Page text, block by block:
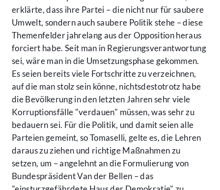
erklärte, dass ihre Partei – die nicht nur für saubere
Umwelt, sondern auch saubere Politik stehe – diese
Themenfelder jahrelang aus der Opposition heraus
forciert habe. Seit man in Regierungsverantwortung
sei, wäre man in die Umsetzungsphase gekommen.
Es seien bereits viele Fortschritte zu verzeichnen,
auf die man stolz sein könne, nichtsdestotrotz habe
die Bevölkerung in den letzten Jahren sehr viele
Korruptionsfälle "verdauen" müssen, was sehr zu
bedauern sei. Für die Politik, und damit seien alle
Parteien gemeint, so Tomaselli, gelte es, die Lehren
daraus zu ziehen und richtige Maßnahmen zu
setzen, um – angelehnt an die Formulierung von
Bundespräsident Van der Bellen – das